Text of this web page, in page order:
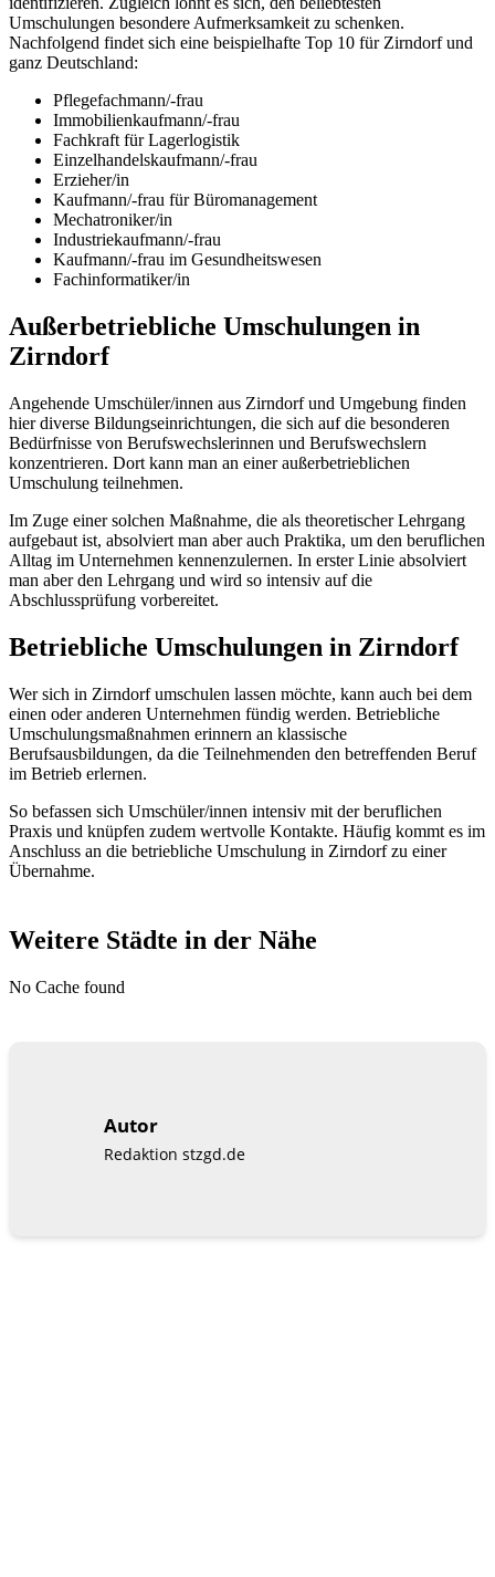
Umschulungen besondere Aufmerksamkeit zu schenken.
Nachfolgend findet sich eine beispielhafte Top 10 für Zirndorf und
ganz Deutschland:
Pflegefachmann/-frau
Immobilienkaufmann/-frau
Fachkraft für Lagerlogistik
Einzelhandelskaufmann/-frau
Erzieher/in
Kaufmann/-frau für Büromanagement
Mechatroniker/in
Industriekaufmann/-frau
Kaufmann/-frau im Gesundheitswesen
Fachinformatiker/in
Außerbetriebliche Umschulungen in
Zirndorf
Angehende Umschüler/innen aus Zirndorf und Umgebung finden
hier diverse Bildungseinrichtungen, die sich auf die besonderen
Bedürfnisse von Berufswechslerinnen und Berufswechslern
konzentrieren. Dort kann man an einer außerbetrieblichen
Umschulung teilnehmen.
Im Zuge einer solchen Maßnahme, die als theoretischer Lehrgang
aufgebaut ist, absolviert man aber auch Praktika, um den beruflichen
Alltag im Unternehmen kennenzulernen. In erster Linie absolviert
man aber den Lehrgang und wird so intensiv auf die
Abschlussprüfung vorbereitet.
Betriebliche Umschulungen in Zirndorf
Wer sich in Zirndorf umschulen lassen möchte, kann auch bei dem
einen oder anderen Unternehmen fündig werden. Betriebliche
Umschulungsmaßnahmen erinnern an klassische
Berufsausbildungen, da die Teilnehmenden den betreffenden Beruf
im Betrieb erlernen.
So befassen sich Umschüler/innen intensiv mit der beruflichen
Praxis und knüpfen zudem wertvolle Kontakte. Häufig kommt es im
Anschluss an die betriebliche Umschulung in Zirndorf zu einer
Übernahme.
Weitere Städte in der Nähe
No Cache found
Autor
Redaktion stzgd.de